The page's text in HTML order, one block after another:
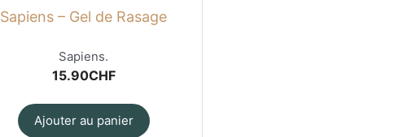
Sapiens – Gel de Rasage
Sapiens.
15.90CHF
Ajouter au panier